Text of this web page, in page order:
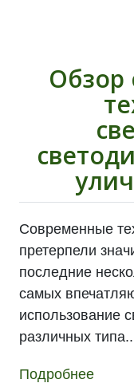
Обзор
Современные
претерпели
последние
самых
использование
различных
Подробнее